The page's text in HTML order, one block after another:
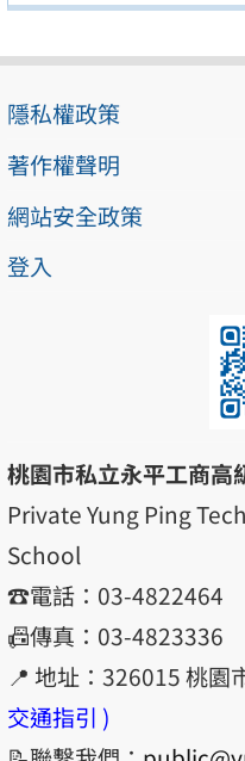
隱私權政策
著作權聲明
網站安全政策
登入
桃園市私立永平工商高
Private Yung Ping
School
☎️電話：03-4822464
📠傳真：03-4823336
📍 地址：326015 桃園
交通指引 )